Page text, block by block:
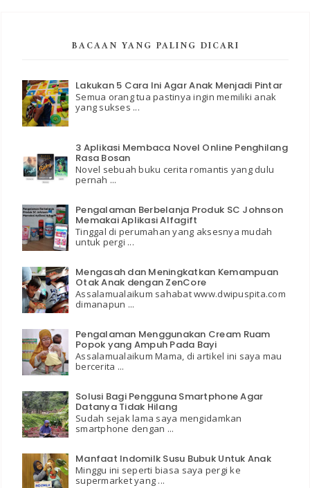
BACAAN YANG PALING DICARI
Lakukan 5 Cara Ini Agar Anak Menjadi Pintar
Semua orang tua pastinya ingin memiliki anak
yang sukses ...
3 Aplikasi Membaca Novel Online Penghilang
Rasa Bosan
Novel sebuah buku cerita romantis yang dulu
pernah ...
Pengalaman Berbelanja Produk SC Johnson
Memakai Aplikasi Alfagift
Tinggal di perumahan yang aksesnya mudah
untuk pergi ...
Mengasah dan Meningkatkan Kemampuan
Otak Anak dengan ZenCore
Assalamualaikum sahabat www.dwipuspita.com
dimanapun ...
Pengalaman Menggunakan Cream Ruam
Popok yang Ampuh Pada Bayi
Assalamualaikum Mama, di artikel ini saya mau
bercerita ...
Solusi Bagi Pengguna Smartphone Agar
Datanya Tidak Hilang
Sudah sejak lama saya mengidamkan
smartphone dengan ...
Manfaat Indomilk Susu Bubuk Untuk Anak
Minggu ini seperti biasa saya pergi ke
supermarket yang ...